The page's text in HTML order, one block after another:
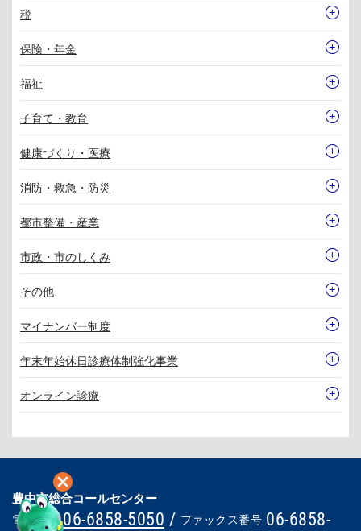
税
保険・年金
福祉
子育て・教育
健康づくり・医療
消防・救急・防災
都市整備・産業
市政・市のしくみ
その他
マイナンバー制度
年末年始休日診療体制強化事業
オンライン診療
豊中市総合コールセンター
電話番号 06-6858-5050 / ファックス番号 06-6858-